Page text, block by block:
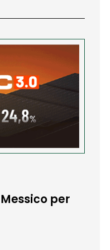
per